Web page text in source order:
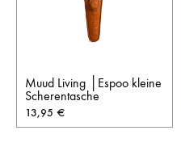
Muud Living │Espoo kleine
Scherentasche
13,95 €